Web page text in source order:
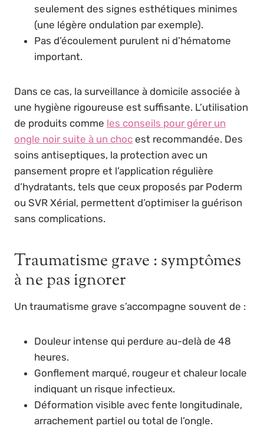
seulement des signes esthétiques minimes
(une légère ondulation par exemple).
Pas d’écoulement purulent ni d’hématome
important.
Dans ce cas, la surveillance à domicile associée à
une hygiène rigoureuse est suffisante. L’utilisation
de produits comme les conseils pour gérer un
ongle noir suite à un choc est recommandée. Des
soins antiseptiques, la protection avec un
pansement propre et l’application régulière
d’hydratants, tels que ceux proposés par Poderm
ou SVR Xérial, permettent d’optimiser la guérison
sans complications.
Traumatisme grave : symptômes
à ne pas ignorer
Un traumatisme grave s’accompagne souvent de :
Douleur intense qui perdure au-delà de 48
heures.
Gonflement marqué, rougeur et chaleur locale
indiquant un risque infectieux.
Déformation visible avec fente longitudinale,
arrachement partiel ou total de l’ongle.